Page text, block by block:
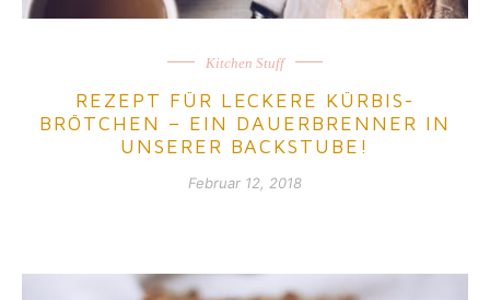
Kitchen Stuff
REZEPT FÜR LECKERE KÜRBIS-
BRÖTCHEN – EIN DAUERBRENNER IN
UNSERER BACKSTUBE!
Februar 12, 2018